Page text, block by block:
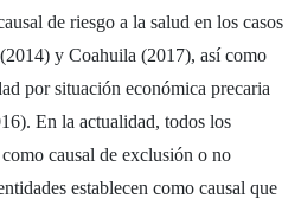
de riesgo a la salud en los casos
y Coahuila (2017), así como
por situación económica precaria
En la actualidad, todos los
causal de exclusión o no
establecen como causal que